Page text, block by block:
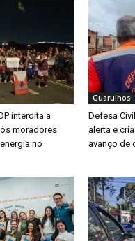
interdita a
moradores
no
Guarulhos
Defesa
alerta e
avanço de